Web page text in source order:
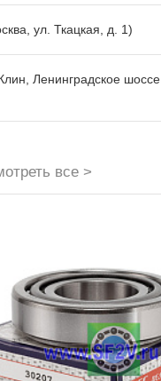
ул. Ткацкая, д. 1)
Ленинградское шоссе
все >